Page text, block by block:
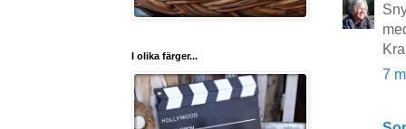
7
I olika färger...